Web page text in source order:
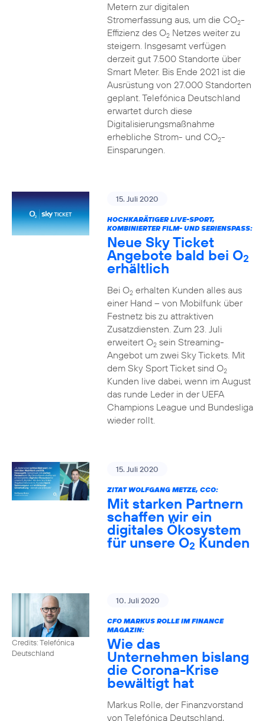
Metern zur digitalen
Stromerfassung aus, um die CO2-
Effizienz des O2Netzes weiter zu
steigern. Insgesamt verfügen
derzeit gut 7.500 Standorte über
Smart Meter. Bis Ende 2021 ist die
Ausrüstung von 27.000 Standorten
geplant. Telefónica Deutschland
erwartet durch diese
Digitalisierungsmaßnahme
erhebliche Strom- und CO2-
Einsparungen.
15. Juli 2020
HOCHKARÄTIGER LIVE-SPORT,
KOMBINIERTER FILM- UND SERIENSPASS:
Neue Sky Ticket
Angebote bald bei O2
erhältlich
Bei O2erhalten Kunden alles aus
einer Hand – von Mobilfunk über
Festnetz bis zu attraktiven
Zusatzdiensten. Zum 23. Juli
erweitert O2sein Streaming-
Angebot um zwei Sky Tickets. Mit
dem Sky Sport Ticket sind O2
Kunden live dabei, wenn im August
das runde Leder in der UEFA
Champions League und Bundesliga
wieder rollt.
15. Juli 2020
ZITAT WOLFGANG METZE, CCO:
Mit starken Partnern
schaffen wir ein
digitales Ökosystem
für unsere O2 Kunden
Credits: Telefónica
Deutschland
10. Juli 2020
CFO MARKUS ROLLE IM FINANCE
MAGAZIN:
Wie das
Unternehmen bislang
die Corona-Krise
bewältigt hat
Markus Rolle, der Finanzvorstand
von Telefónica Deutschland,